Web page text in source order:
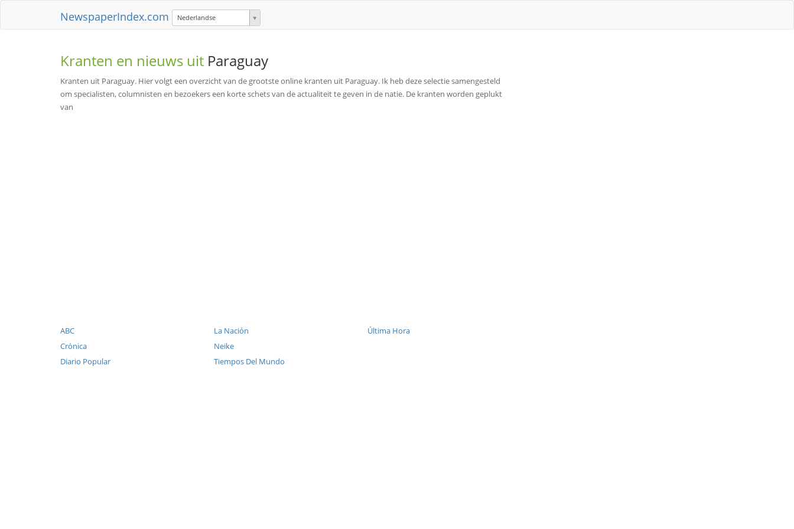
NewspaperIndex.com Nederlandse
Kranten en nieuws uit Paraguay
Kranten uit Paraguay. Hier volgt een overzicht van de grootste online kranten uit Paraguay. Ik heb deze selectie samengesteld
om specialisten, columnisten en bezoekers een korte schets van de actualiteit te geven in de natie. De kranten worden geplukt
van
ABC
Crónica
Diario Popular
La Nación
Neike
Tiempos Del Mundo
Última Hora